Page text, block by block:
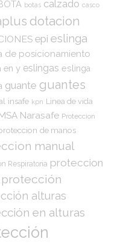
botas calzado casco
dotacion
epi eslinga
de posicionamiento
en y eslingas eslinga
guante guantes
insafe kpn Linea de vida
Narasafe Proteccion
de manos
manual
Respiratoria proteccion
protección
alturas
en alturas